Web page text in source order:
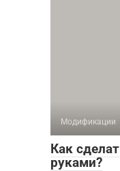
Модификации
Как
руками?